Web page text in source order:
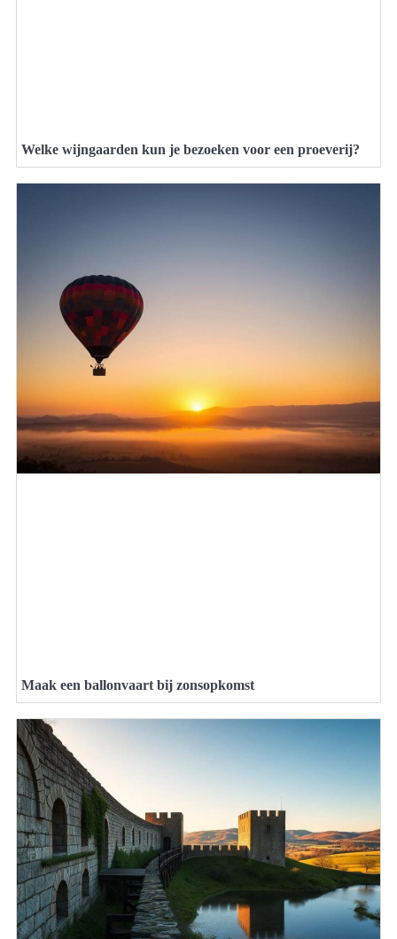
Welke wijngaarden kun je bezoeken voor een proeverij?
Maak een ballonvaart bij zonsopkomst